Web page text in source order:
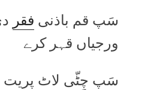
سَپ قم باذنی فقر
ورجیاں قہر کرے
سَپ چِٹّی لاٹ پریت